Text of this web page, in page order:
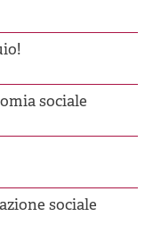
sociale
sociale